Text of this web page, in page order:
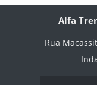
Alfa
Rua